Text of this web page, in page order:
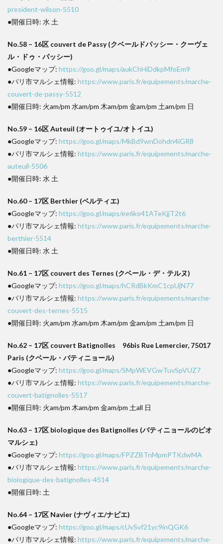
president-wilson-5510
●開催日時: 水 土
No.58 – 16区 couvert de Passy (クベールドパッシー・クーヴェ
ル・ドゥ・パッシー)
●Googleマップ: https://goo.gl/maps/aukChHiDdkpMfoEm9
●パリ市マルシェ情報: https://www.paris.fr/equipements/marche-
couvert-de-passy-5512
●開催日時: 火am/pm 水am/pm 木am/pm 金am/pm 土am/pm 日
No.59 – 16区 Auteuil (オートゥイユ/オトイユ)
●Googleマップ: https://goo.gl/maps/MkBd9wnDohdn4iGR8
●パリ市マルシェ情報: https://www.paris.fr/equipements/marche-
auteuil-5506
●開催日時: 水 土
No.60 – 17区 Berthier (ベルティエ)
●Googleマップ: https://goo.gl/maps/ee6ko41ATeKjjT2t6
●パリ市マルシェ情報: https://www.paris.fr/equipements/marche-
berthier-5514
●開催日時: 水 土
No.61 – 17区 couvert des Ternes (クベール・デ・テルヌ)
●Googleマップ: https://goo.gl/maps/hCRdBkKmC1cpUjN77
●パリ市マルシェ情報: https://www.paris.fr/equipements/marche-
couvert-des-ternes-5515
●開催日時: 火am/pm 水am/pm 木am/pm 金am/pm 土am/pm 日
No.62 – 17区 couvert Batignolles 96bis Rue Lemercier, 75017
Paris (クベール・バティニョール)
●Googleマップ: https://goo.gl/maps/SMpWEVGwTuvSpVUZ7
●パリ市マルシェ情報: https://www.paris.fr/equipements/marche-
couvert-batignolles-5517
●開催日時: 火am/pm 木am/pm 金am/pm 土all 日
No.63 – 17区 biologique des Batignolles (バティニョールのビオ
マルシェ)
●Googleマップ: https://goo.gl/maps/FPZZBTnMpmPTKdwMA
●パリ市マルシェ情報: https://www.paris.fr/equipements/marche-
biologique-des-batignolles-4514
●開催日時: 土
No.64 – 17区 Navier (ナヴィエ/ナビエ)
●Googleマップ: https://goo.gl/maps/cUvSvf21yc9inQGK6
●パリ市マルシェ情報: https://www.paris.fr/equipements/marche-